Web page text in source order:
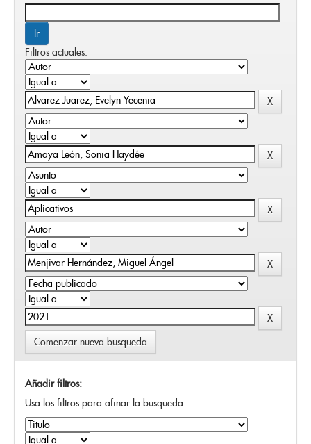
Filtros actuales:
Comenzar nueva busqueda
Añadir filtros:
Usa los filtros para afinar la busqueda.